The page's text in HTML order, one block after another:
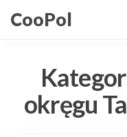
doCooPol
okręgu